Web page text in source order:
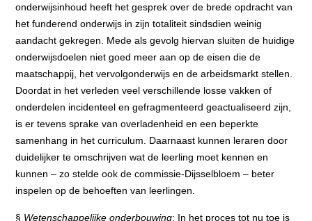
onderwijsinhoud heeft het gesprek over de brede opdracht van
het funderend onderwijs in zijn totaliteit sindsdien weinig
aandacht gekregen. Mede als gevolg hiervan sluiten de huidige
onderwijsdoelen niet goed meer aan op de eisen die de
maatschappij, het vervolgonderwijs en de arbeidsmarkt stellen.
Doordat in het verleden veel verschillende losse vakken of
onderdelen incidenteel en gefragmenteerd geactualiseerd zijn,
is er tevens sprake van overladenheid en een beperkte
samenhang in het curriculum. Daarnaast kunnen leraren door
duidelijker te omschrijven wat de leerling moet kennen en
kunnen – zo stelde ook de commissie-Dijsselbloem – beter
inspelen op de behoeften van leerlingen.
§ Wetenschappelijke onderbouwing: In het proces tot nu toe is